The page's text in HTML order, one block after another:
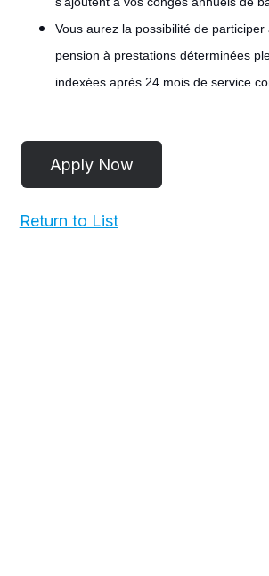
Vous aurez la possibilité de
pension à prestations déterminées
indexées après 24 mois de service
Return to List